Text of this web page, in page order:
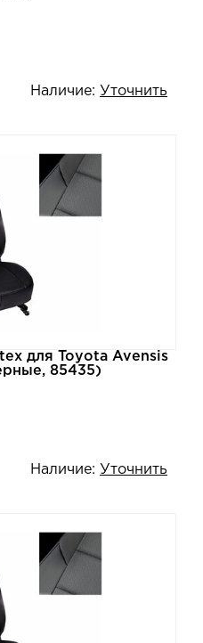
Наличие: Уточнить
для Toyota Avensis
85435)
Наличие: Уточнить